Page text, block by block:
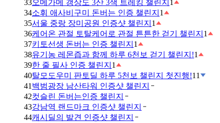
33오메가메 갱상도 3산 3색 트레킹 챌린지 1
34소휘 애사비구미 돈버는 인증 챌린지 1
35서울 중랑 장미공원 인증샷 챌린지 1
36케어온 관절 토탈케어로 관절 튼튼한 걷기 챌린지 1
37키토선생 돈버는 인증 챌린지 1
38유기농 레몬즙과 함께 하루 6천보 걷기 챌린지!1
39한 줄 필사 인증 챌린지 1
40탈모도우미 판토딜 하루 5천보 챌린지 첫진행!11
41 백범광장 남산타워 인증샷 챌린지
42컷슬린 돈버는인증 챌린지
43강남역 랜드마크 인증샷 챌린지
44캐시딜의 발견 인증샷 챌린지